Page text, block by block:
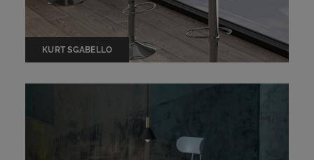
KURT SGABELLO